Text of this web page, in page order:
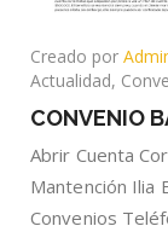
Creado por
Actualidad,
CONVENIO
Abrir Cuenta
Mantención Ilia
Convenios